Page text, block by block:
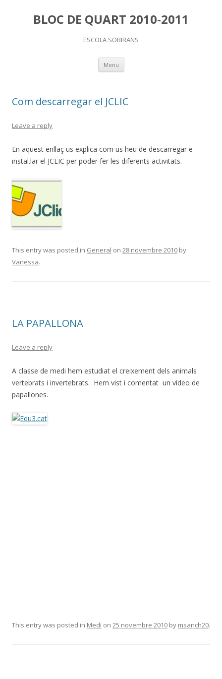
BLOC DE QUART 2010-2011
ESCOLA SOBIRANS
Menu Skip
content
Com descarregar el JCLIC
Leave a reply
En aquest enllaç us explica com us heu de descarregar e
instal.lar el JCLIC per poder fer les diferents activitats.
This entry was posted in General on 28 novembre 2010 by
Vanessa.
LA PAPALLONA
Leave a reply
A classe de medi hem estudiat el creixement dels animals
vertebrats i invertebrats. Hem vist i comentat un vídeo de
papallones.
This entry was posted in Medi on 25 novembre 2010 by msanch20.